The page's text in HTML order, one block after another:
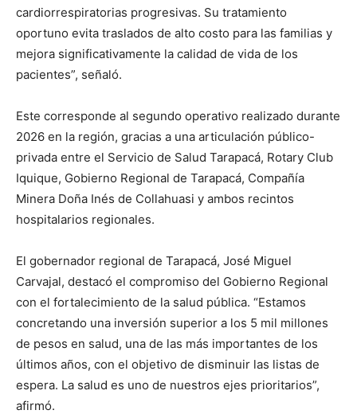
cardiorrespiratorias progresivas. Su tratamiento
oportuno evita traslados de alto costo para las familias y
mejora significativamente la calidad de vida de los
pacientes”, señaló.
Este corresponde al segundo operativo realizado durante
2026 en la región, gracias a una articulación público-
privada entre el Servicio de Salud Tarapacá, Rotary Club
Iquique, Gobierno Regional de Tarapacá, Compañía
Minera Doña Inés de Collahuasi y ambos recintos
hospitalarios regionales.
El gobernador regional de Tarapacá, José Miguel
Carvajal, destacó el compromiso del Gobierno Regional
con el fortalecimiento de la salud pública. “Estamos
concretando una inversión superior a los 5 mil millones
de pesos en salud, una de las más importantes de los
últimos años, con el objetivo de disminuir las listas de
espera. La salud es uno de nuestros ejes prioritarios”,
afirmó.